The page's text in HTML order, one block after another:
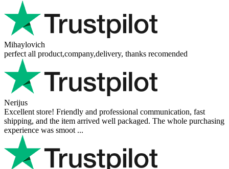
Mihaylovich
perfect all product,company,delivery, thanks recomended
Nerijus
Excellent store! Friendly and professional communication, fast
shipping, and the item arrived well packaged. The whole purchasing
experience was smoot ...